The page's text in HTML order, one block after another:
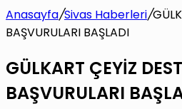
Anasayfa/Sivas Haberleri/
BAŞVURULARI BAŞLADI
GÜLKART ÇEYİZ
BAŞVURULARI